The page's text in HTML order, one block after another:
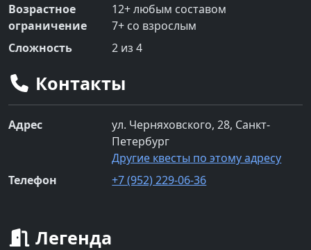
Возрастное
ограничение
12+любым составом
7+ со взрослым
Сложность
2 из 4
Контакты
Адрес
ул. Черняховского, 28, Санкт-
Петербург
Другие квесты по этому адресу
Телефон
+7 (952) 229-06-36
Легенда